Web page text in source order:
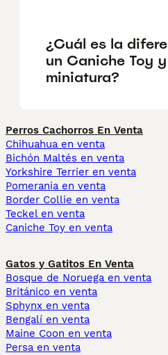
¿Cuál es la
un Caniche Toy
miniatura?
Perros Cachorros En Venta
Chihuahua en venta
Bichón Maltés en venta
Yorkshire Terrier en venta
Pomerania en venta
Border Collie en venta
Teckel en venta
Caniche Toy en venta
Gatos y Gatitos En Venta
Bosque de Noruega en venta
Británico en venta
Sphynx en venta
Bengalí en venta
Maine Coon en venta
Persa en venta